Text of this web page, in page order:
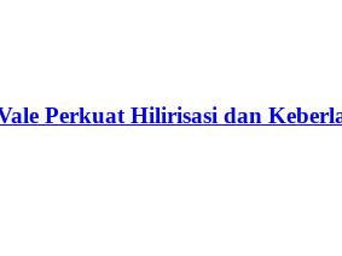
Perkuat Hilirisasi dan